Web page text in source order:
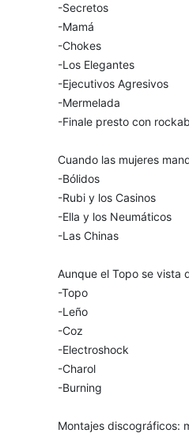
-Secretos
-Mamá
-Chokes
-Los Elegantes
-Ejecutivos Agresivos
-Mermelada
-Finale presto con
Cuando las mujeres
-Bólidos
-Rubi y los Casinos
-Ella y los Neumáticos
-Las Chinas
Aunque el Topo se vista
-Topo
-Leño
-Coz
-Electroshock
-Charol
-Burning
Montajes discográficos: